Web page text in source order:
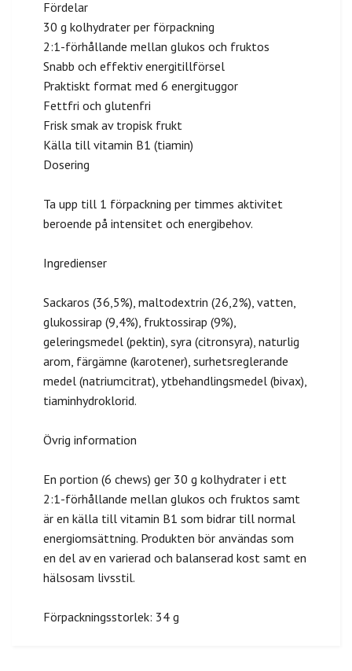
Fördelar
30 g kolhydrater per förpackning
2:1-förhållande mellan glukos och fruktos
Snabb och effektiv energitillförsel
Praktiskt format med 6 energituggor
Fettfri och glutenfri
Frisk smak av tropisk frukt
Källa till vitamin B1 (tiamin)
Dosering
Ta upp till 1 förpackning per timmes aktivitet
beroende på intensitet och energibehov.
Ingredienser
Sackaros (36,5%), maltodextrin (26,2%), vatten,
glukossirap (9,4%), fruktossirap (9%),
geleringsmedel (pektin), syra (citronsyra), naturlig
arom, färgämne (karotener), surhetsreglerande
medel (natriumcitrat), ytbehandlingsmedel (bivax),
tiaminhydroklorid.
Övrig information
En portion (6 chews) ger 30 g kolhydrater i ett
2:1-förhållande mellan glukos och fruktos samt
är en källa till vitamin B1 som bidrar till normal
energiomsättning. Produkten bör användas som
en del av en varierad och balanserad kost samt en
hälsosam livsstil.
Förpackningsstorlek: 34 g